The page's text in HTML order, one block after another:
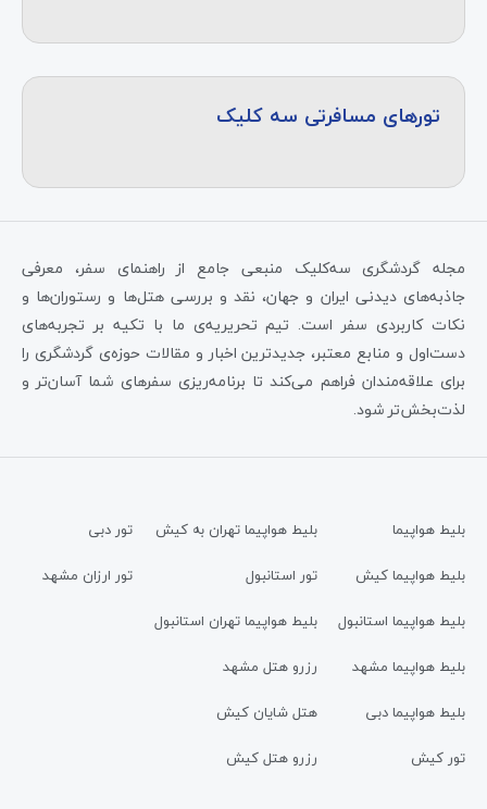
تورهای مسافرتی سه کلیک
مجله گردشگری سه‌کلیک منبعی جامع از راهنمای سفر، معرفی
جاذبه‌های دیدنی ایران و جهان، نقد و بررسی هتل‌ها و رستوران‌ها و
نکات کاربردی سفر است. تیم تحریریه‌ی ما با تکیه بر تجربه‌های
دست‌اول و منابع معتبر، جدیدترین اخبار و مقالات حوزه‌ی گردشگری را
برای علاقه‌مندان فراهم می‌کند تا برنامه‌ریزی سفرهای شما آسان‌تر و
لذت‌بخش‌تر شود.
بلیط هواپیما
بلیط هواپیما کیش
بلیط هواپیما استانبول
بلیط هواپیما مشهد
بلیط هواپیما دبی
تور کیش
بلیط هواپیما تهران به کیش
تور استانبول
بلیط هواپیما تهران استانبول
رزرو هتل مشهد
هتل شایان کیش
رزرو هتل کیش
تور دبی
تور ارزان مشهد